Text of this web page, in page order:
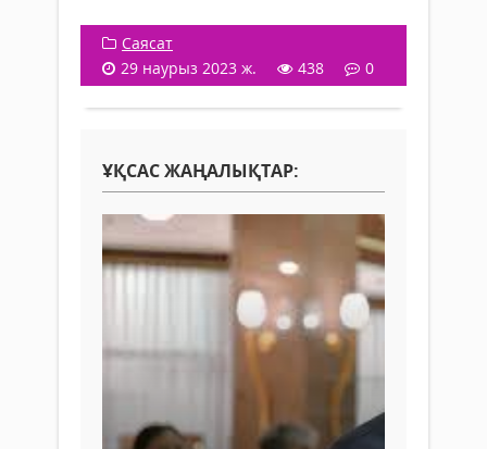
Саясат
29 наурыз 2023 ж.
438 0
ҰҚСАС ЖАҢАЛЫҚТАР: